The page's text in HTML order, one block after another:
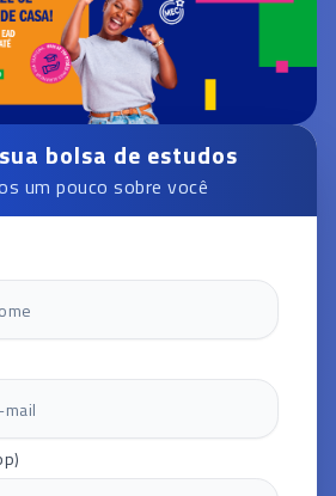
bolsa de estudos
um pouco sobre você